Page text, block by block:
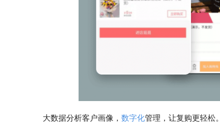
大数据分析客户画像， 数字化管理，让复购更轻松